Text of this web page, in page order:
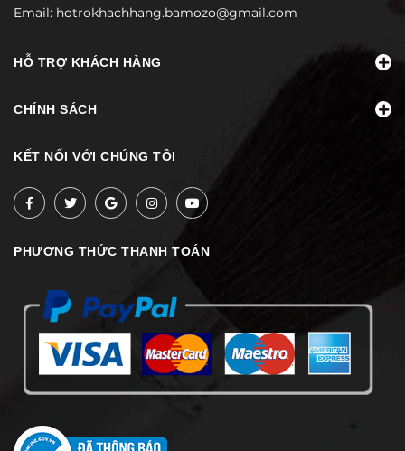
Email: hotrokhachhang.bamozo@gmail.com
HỖ TRỢ KHÁCH HÀNG
CHÍNH SÁCH
KẾT NỐI VỚI CHÚNG TÔI
PHƯƠNG THỨC THANH TOÁN